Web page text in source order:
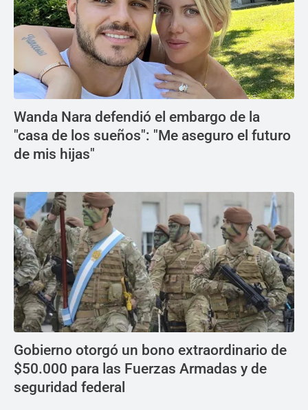
Wanda Nara defendió el embargo de la
"casa de los sueños": "Me aseguro el futuro
de mis hijas"
Gobierno otorgó un bono extraordinario de
$50.000 para las Fuerzas Armadas y de
seguridad federal